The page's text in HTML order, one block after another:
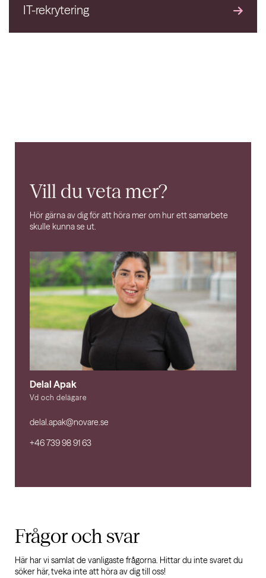
IT-rekrytering
Vill du veta mer?
Hör gärna av dig för att höra mer om hur ett samarbete
skulle kunna se ut.
Delal Apak
Vd och delägare
delal.apak@novare.se
+46 739 98 91 63
Frågor och svar
Här har vi samlat de vanligaste frågorna. Hittar du inte svaret du
söker här, tveka inte att höra av dig till oss!